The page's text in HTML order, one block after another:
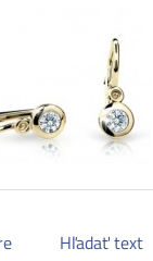
Hľadať text